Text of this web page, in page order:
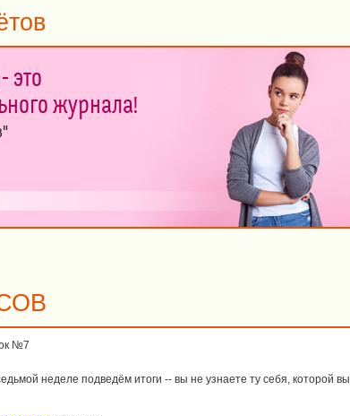
это
журнала!
№7
неделе подведём итоги -- вы не узнаете ту себя, которой вы